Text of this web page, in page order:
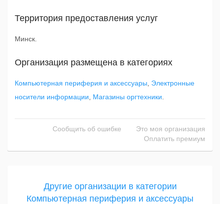
Территория предоставления услуг
Минск.
Организация размещена в категориях
Компьютерная периферия и аксессуары
Электронные
носители информации
Магазины оргтехники
Сообщить об ошибке
Это моя организация
Оплатить премиум
Другие организации в категории
Компьютерная периферия и аксессуары